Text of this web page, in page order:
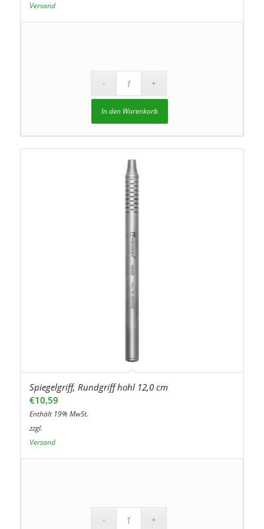
Versand
In den Warenkorb
Spiegelgriff, Rundgriff hohl 12,0 cm
€10,59
Enthält 19% MwSt.
zzgl.
Versand